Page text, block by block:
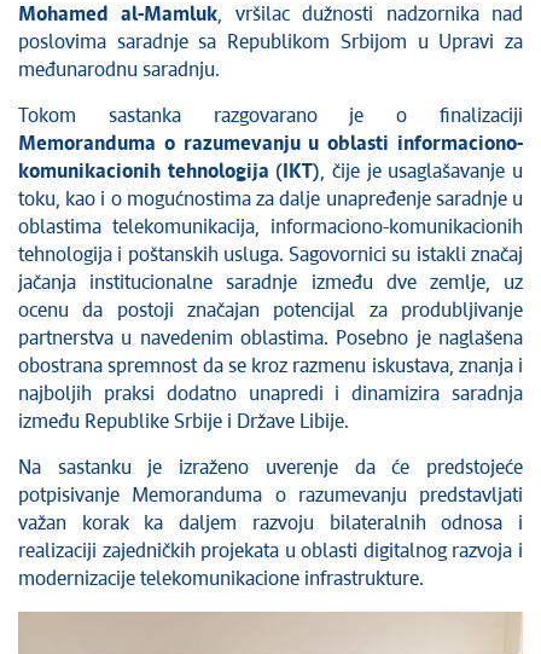
Mohamed al-Mamluk , vršilac dužnosti nadzornika nad
poslovima saradnje sa Republikom Srbijom u Upravi za
međunarodnu saradnju.
Tokom sastanka razgovarano je o finalizaciji
Memoranduma o razumevanju u oblasti informaciono-
komunikacionih tehnologija (IKT) , čije je usaglašavanje u
toku, kao i o mogućnostima za dalje unapređenje saradnje u
oblastima telekomunikacija, informaciono-komunikacionih
tehnologija i poštanskih usluga. Sagovornici su istakli značaj
jačanja institucionalne saradnje između dve zemlje, uz
ocenu da postoji značajan potencijal za produbljivanje
partnerstva u navedenim oblastima. Posebno je naglašena
obostrana spremnost da se kroz razmenu iskustava, znanja i
najboljih praksi dodatno unapredi i dinamizira saradnja
između Republike Srbije i Države Libije.
Na sastanku je izraženo uverenje da će predstojeće
potpisivanje Memoranduma o razumevanju predstavljati
važan korak ka daljem razvoju bilateralnih odnosa i
realizaciji zajedničkih projekata u oblasti digitalnog razvoja i
modernizacije telekomunikacione infrastrukture.